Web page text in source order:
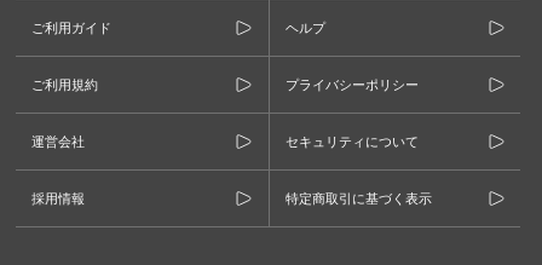
ご利用ガイド ヘルプ
ご利用規約 プライバシーポリシー
運営会社 セキュリティについて
採用情報 特定商取引に基づく表示